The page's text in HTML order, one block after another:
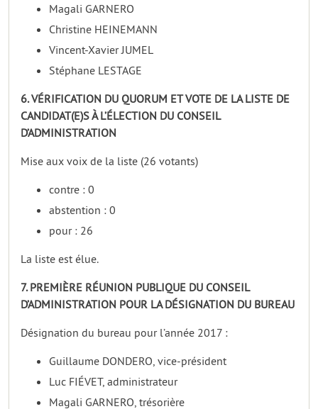
Magali GARNERO
Christine HEINEMANN
Vincent-Xavier JUMEL
Stéphane LESTAGE
6. VÉRIFICATION DU QUORUM ET VOTE DE LA LISTE DE
CANDIDAT(E)S À L’ÉLECTION DU CONSEIL
D’ADMINISTRATION
Mise aux voix de la liste (26 votants)
contre : 0
abstention : 0
pour : 26
La liste est élue.
7. PREMIÈRE RÉUNION PUBLIQUE DU CONSEIL
D’ADMINISTRATION POUR LA DÉSIGNATION DU BUREAU
Désignation du bureau pour l’année 2017 :
Guillaume DONDERO, vice-président
Luc FIÉVET, administrateur
Magali GARNERO, trésorière